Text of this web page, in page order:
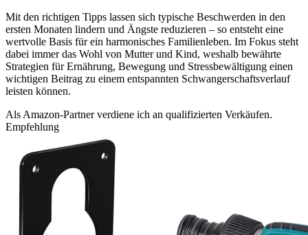
Mit den richtigen Tipps lassen sich typische Beschwerden in den
ersten Monaten lindern und Ängste reduzieren – so entsteht eine
wertvolle Basis für ein harmonisches Familienleben. Im Fokus steht
dabei immer das Wohl von Mutter und Kind, weshalb bewährte
Strategien für Ernährung, Bewegung und Stressbewältigung einen
wichtigen Beitrag zu einem entspannten Schwangerschaftsverlauf
leisten können.
Als Amazon-Partner verdiene ich an qualifizierten Verkäufen.
Empfehlung